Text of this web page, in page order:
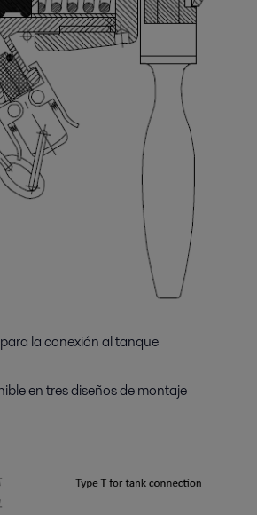
la conexión al tanque
en tres diseños de montaje